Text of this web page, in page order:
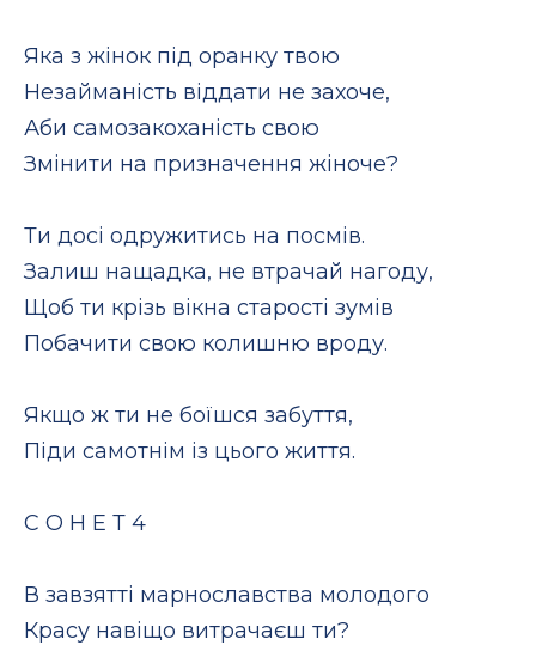
Яка з жінок під оранку твою
Незайманість віддати не захоче,
Аби самозакоханість свою
Змінити на призначення жіноче?
Ти досі одружитись на посмів.
Залиш нащадка, не втрачай нагоду,
Щоб ти крізь вікна старості зумів
Побачити свою колишню вроду.
Якщо ж ти не боїшся забуття,
Піди самотнім із цього життя.
С О Н Е Т 4
В завзятті марнославства молодого
Красу навіщо витрачаєш ти?